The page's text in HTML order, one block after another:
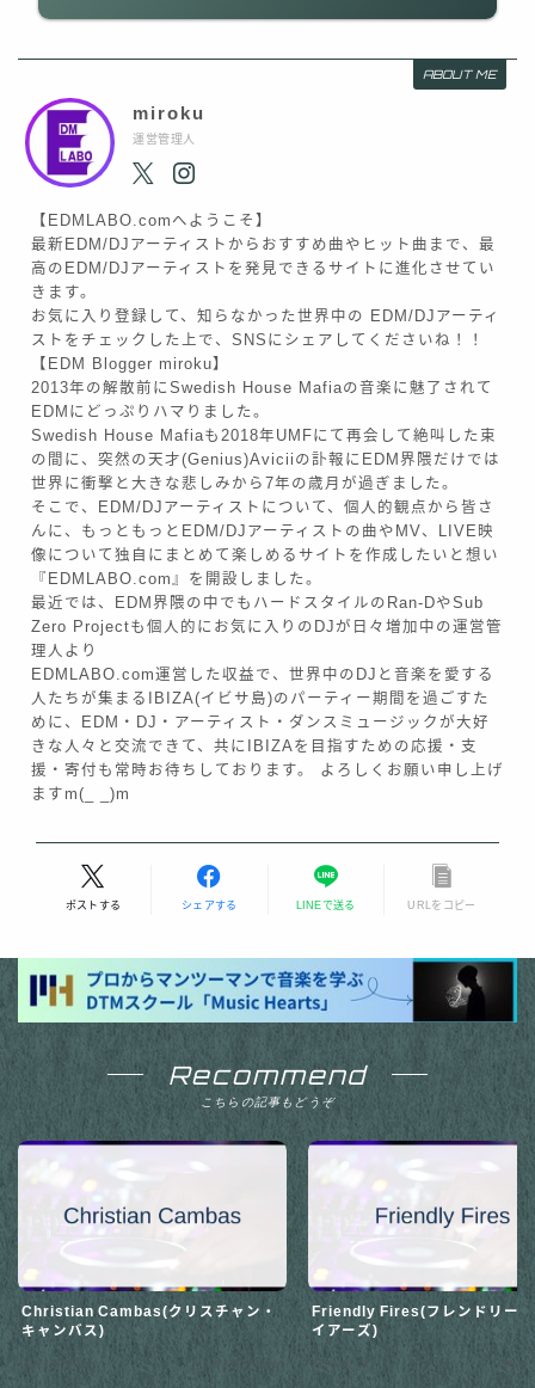
ABOUT ME
miroku
運営管理人
【EDMLABO.comへようこそ】
最新EDM/DJアーティストからおすすめ曲やヒット曲まで、最
高のEDM/DJアーティストを発見できるサイトに進化させてい
きます。
お気に入り登録して、知らなかった世界中の EDM/DJアーティ
ストをチェックした上で、SNSにシェアしてくださいね！！
【EDM Blogger miroku】
2013年の解散前にSwedish House Mafiaの音楽に魅了されて
EDMにどっぷりハマりました。
Swedish House Mafiaも2018年UMFにて再会して絶叫した束
の間に、突然の天才(Genius)Aviciiの訃報にEDM界隈だけでは
世界に衝撃と大きな悲しみから7年の歳月が過ぎました。
そこで、EDM/DJアーティストについて、個人的観点から皆さ
んに、もっともっとEDM/DJアーティストの曲やMV、LIVE映
像について独自にまとめて楽しめるサイトを作成したいと想い
『EDMLABO.com』を開設しました。
最近では、EDM界隈の中でもハードスタイルのRan-DやSub
Zero Projectも個人的にお気に入りのDJが日々増加中の運営管
理人より
EDMLABO.com運営した収益で、世界中のDJと音楽を愛する
人たちが集まるIBIZA(イビサ島)のパーティー期間を過ごすた
めに、EDM・DJ・アーティスト・ダンスミュージックが大好
きな人々と交流できて、共にIBIZAを目指すための応援・支
援・寄付も常時お待ちしております。 よろしくお願い申し上げ
ますm(_ _)m
ポストする シェアする LINEで送る URLをコピー
Recommend
こちらの記事もどうぞ
Christian Cambas(クリスチャン・
キャンバス)
Friendly Fires(フレンドリー
イアーズ)
2025.09.29